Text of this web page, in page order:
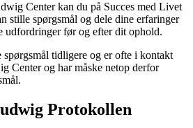
Center kan du på Succes med Livet
stille spørgsmål og dele dine erfaringer
udfordringer før og efter dit ophold.
spørgsmål tidligere og er ofte i kontakt
Center og har måske netop derfor
Protokollen